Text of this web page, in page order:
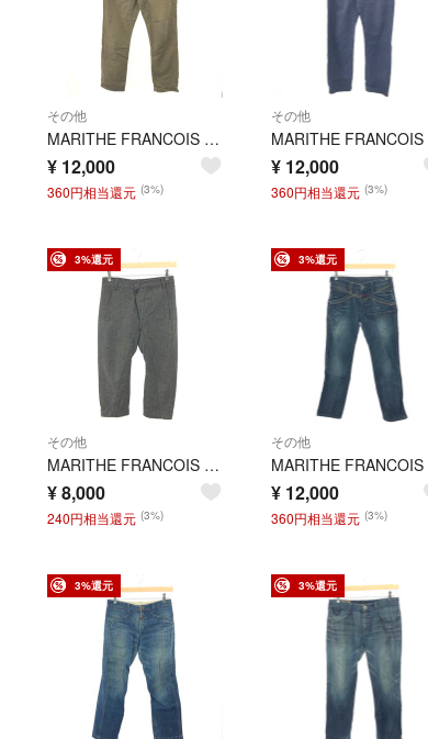
その他
MARITHE FRANCOIS GIRBAUD マリテフランソワジルボー コットンリネンパンツ サイズ:M M5-2718 ベージュ メンズ / 240001207663
¥ 12,000
360円相当還元 (3%)
その他
¥ 12,000
360円相当還元 (3%)
3%還元
その他
MARITHE FRANCOIS GIRBAUD マリテフランソワジルボー ウールパンツ サイズ:M グレー/ブラウン メンズ / 240001207632
¥8,000
240円相当還元 (3%)
3%還元
その他
¥ 12,000
360円相当還元 (3%)
3%還元 3%還元